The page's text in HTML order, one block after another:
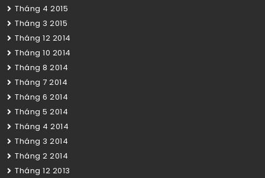
Tháng 4 2015
Tháng 3 2015
Tháng 12 2014
Tháng 10 2014
Tháng 8 2014
Tháng 7 2014
Tháng 6 2014
Tháng 5 2014
Tháng 4 2014
Tháng 3 2014
Tháng 2 2014
Tháng 12 2013